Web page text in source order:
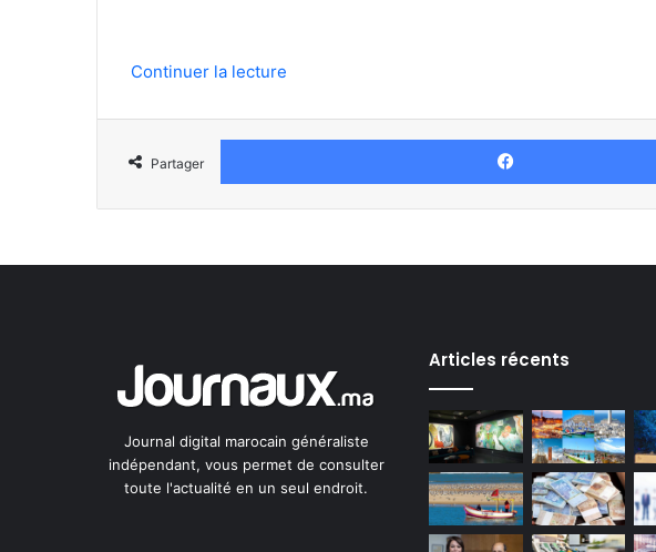
Continuer la lecture
Partager
Journal digital marocain généraliste
indépendant, vous permet de consulter
toute l'actualité en un seul endroit.
Articles récents